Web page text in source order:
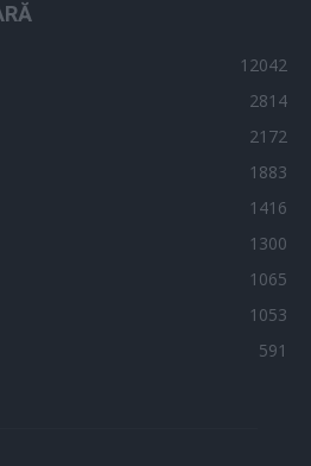
12042
2814
2172
1883
1416
1300
1065
1053
591